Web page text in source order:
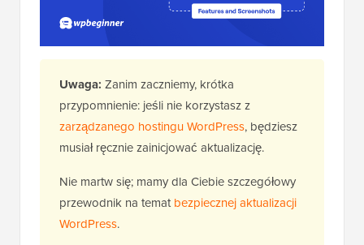
Uwaga: Zanim zaczniemy, krótka
przypomnienie: jeśli nie korzystasz z
zarządzanego hostingu WordPress, będziesz
musiał ręcznie zainicjować aktualizację.
Nie martw się; mamy dla Ciebie szczegółowy
przewodnik na tematbezpiecznej aktualizacji
WordPress.